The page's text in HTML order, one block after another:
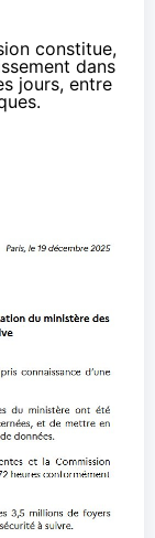
constitue,
dans
jours, entre